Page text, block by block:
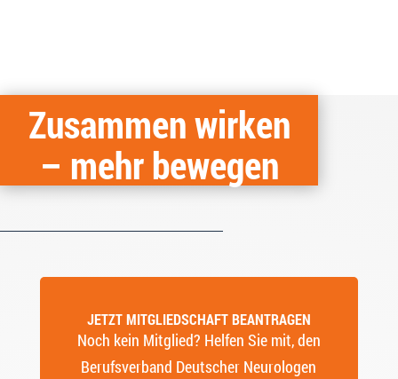
Zusammen wirken
– mehr bewegen
JETZT MITGLIEDSCHAFT BEANTRAGEN
Noch kein Mitglied? Helfen Sie mit, den
Berufsverband Deutscher Neurologen